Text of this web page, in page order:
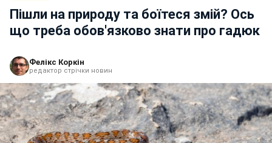
Пішли на природу та боїтеся змій? Ось
що треба обов'язково знати про гадюк
Фелікс Коркін
редактор стрічки новин